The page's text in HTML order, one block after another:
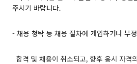
주시기 바랍니다.
- 채용 청탁 등 채용 절차에 개입하거나 부
합격 및 채용이 취소되고, 향후 응시 자격